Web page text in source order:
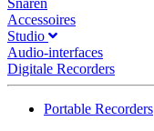
Snaren
Accessoires
Studio
Audio-interfaces
Digitale Recorders
Portable Recorders